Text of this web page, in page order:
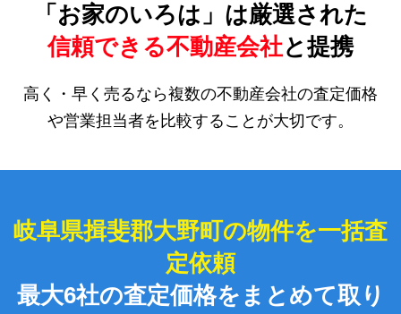
「お家のいろは」は厳選された
信頼できる不動産会社と提携
高く・早く売るなら複数の不動産会社の査定価格
や営業担当者を比較することが大切です。
岐阜県揖斐郡大野町の物件を一括査
定依頼
最大6社の査定価格をまとめて取り